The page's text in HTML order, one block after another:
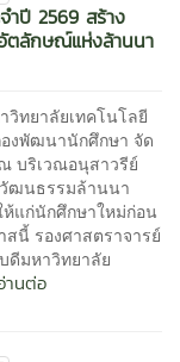
ำปี 2569 สร้าง
ตลักษณ์แห่งล้านนา
วิทยาลัยเทคโนโลยี
งพัฒนานักศึกษา จัด
บริเวณอนุสาวรีย์
ฒนธรรมล้านนา
แก่นักศึกษาใหม่ก่อน
นี้ รองศาสตราจารย์
ดีมหาวิทยาลัย
านต่อ